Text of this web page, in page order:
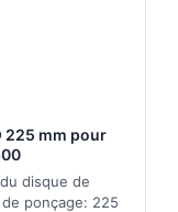
225 mm pour
disque de
ponçage: 225